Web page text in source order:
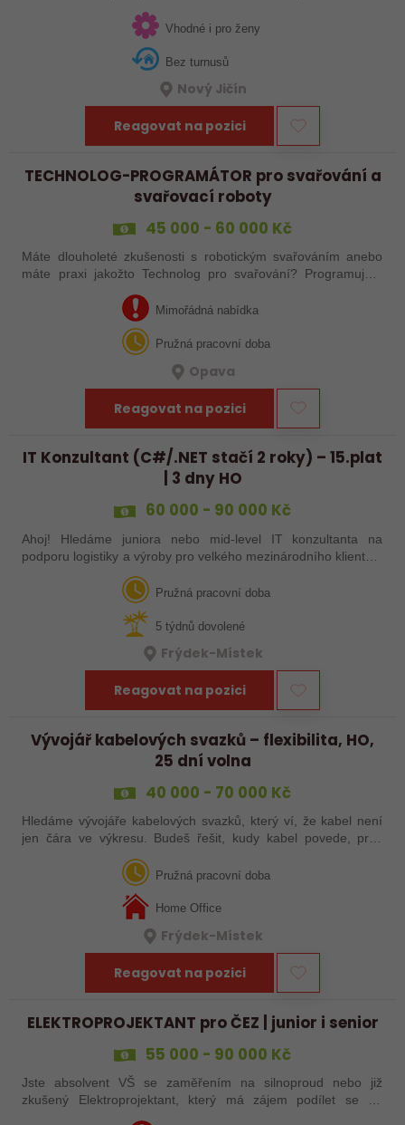
férovou odměnu? Přidej se do týmu 100 % REWORK, ryze
české společnosti, která je…Vhodné i pro ženy
Bez turnusů
Nový Jičín
Reagovat na pozici
TECHNOLOG-PROGRAMÁTOR pro svařování a
svařovací roboty
45 000 - 60 000 Kč
Máte dlouholeté zkušenosti s robotickým svařováním anebo
máte praxi jakožto Technolog pro svařování? Programujete
svařování a výrobní procesy…Mimořádná nabídka
Pružná pracovní doba
Opava
Reagovat na pozici
IT Konzultant (C#/.NET stačí 2 roky) – 15.plat
| 3 dny HO
60 000 - 90 000 Kč
Ahoj! Hledáme juniora nebo mid-level IT konzultanta na
podporu logistiky a výroby pro velkého mezinárodního klienta v
automobilce. Máš aspoň 2 roky praxe s C#? Tak to zvládneš!
Pružná pracovní doba
5 týdnů dovolené
Frýdek-Místek
Reagovat na pozici
Vývojář kabelových svazků – flexibilita, HO,
25 dní volna
40 000 - 70 000 Kč
Hledáme vývojáře kabelových svazků, který ví, že kabel není
jen čára ve výkresu. Budeš řešit, kudy kabel povede, proč
zrovna tudy, jaký konektor dává smysl a co vydrží v reálném
provozu. Čeká tě…
Pružná pracovní doba
Home Office
Frýdek-Místek
Reagovat na pozici
ELEKTROPROJEKTANT pro ČEZ | junior i senior
55 000 - 90 000 Kč
Jste absolvent VŠ se zaměřením na silnoproud nebo již
zkušený Elektroprojektant, který má zájem podílet se na